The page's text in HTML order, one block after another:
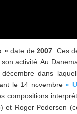
»date de2007. Ces
activité. Au
dans
le 14 novembre«
compositions
et Roger Pedersen